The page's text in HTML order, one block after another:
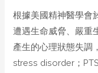
根據美國精神醫學會
遭遇生命威脅、嚴重
產生的心理狀態失調
stress disorder；